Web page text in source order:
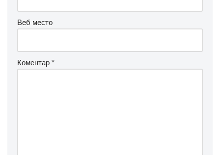
Веб место
Коментар *